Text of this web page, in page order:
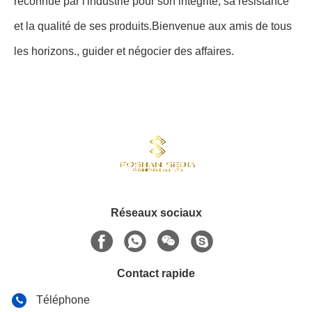
et la qualité de ses produits.Bienvenue aux amis de tous
les horizons., guider et négocier des affaires.
Réseaux sociaux
Contact rapide
Téléphone